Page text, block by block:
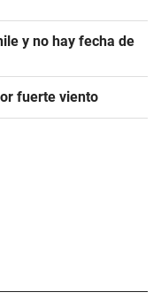
y no hay fecha de
fuerte viento